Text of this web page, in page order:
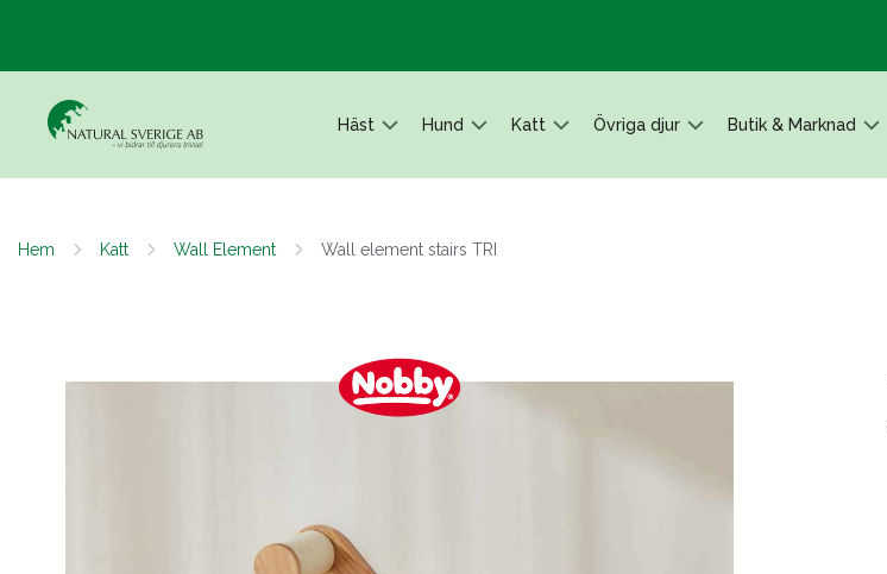
Häst Hund Katt Övriga djur Butik & Marknad
Hem Katt Wall Element Wall element stairs TRI